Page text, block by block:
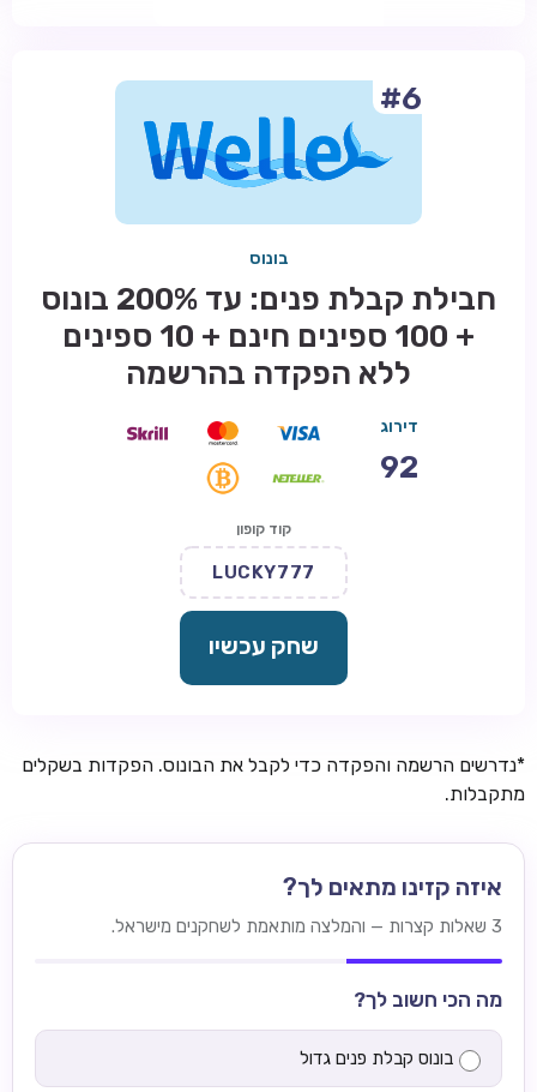
#6
בונוס
חבילת קבלת פנים: עד 200% בונוס
+ 100 ספינים חינם + 10 ספינים
ללא הפקדה בהרשמה
דירוג
92
קוד קופון
LUCKY777
שחק עכשיו
*נדרשים הרשמה והפקדה כדי לקבל את הבונוס. הפקדות בשקלים
מתקבלות.
איזה קזינו מתאים לך?
3 שאלות קצרות — והמלצה מותאמת לשחקנים מישראל.
מה הכי חשוב לך?
בונוס קבלת פנים גדול